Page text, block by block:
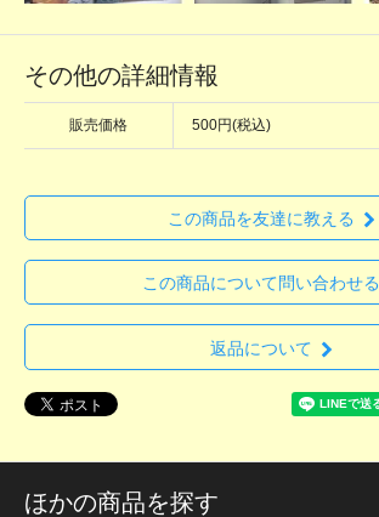
その他の詳細情報
販売価格 500円(税込)
この商品を友達に教える
この商品について問い合わせる
返品について
ほかの商品を探す